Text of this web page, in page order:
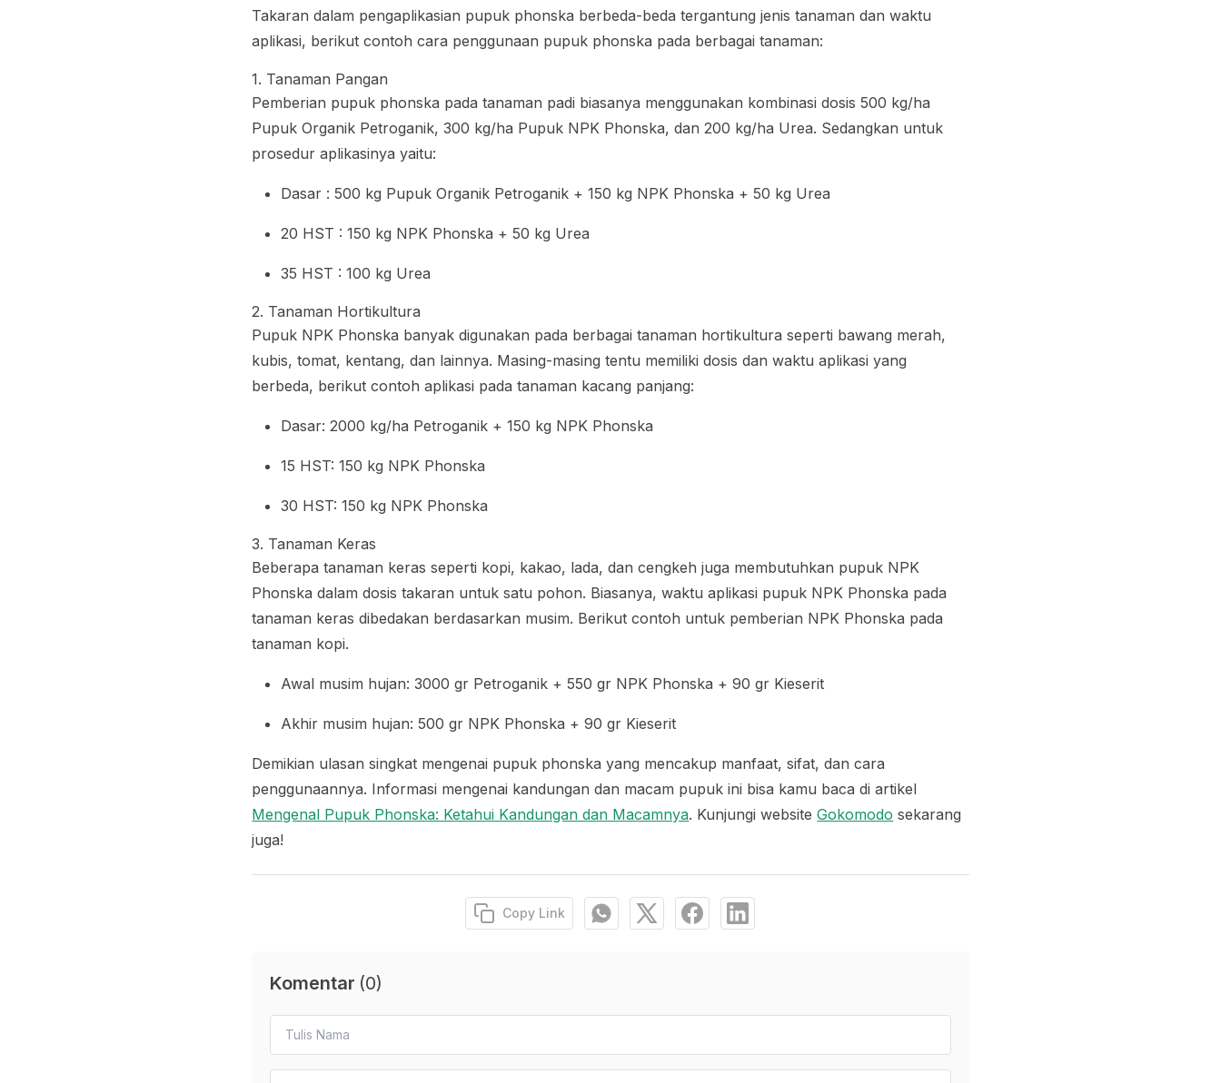
Takaran dalam pengaplikasian pupuk phonska berbeda-beda tergantung jenis tanaman dan waktu
aplikasi, berikut contoh cara penggunaan pupuk phonska pada berbagai tanaman:
1. Tanaman Pangan
Pemberian pupuk phonska pada tanaman padi biasanya menggunakan kombinasi dosis 500 kg/ha
Pupuk Organik Petroganik, 300 kg/ha Pupuk NPK Phonska, dan 200 kg/ha Urea. Sedangkan untuk
prosedur aplikasinya yaitu:
Dasar : 500 kg Pupuk Organik Petroganik + 150 kg NPK Phonska + 50 kg Urea
20 HST : 150 kg NPK Phonska + 50 kg Urea
35 HST : 100 kg Urea
2. Tanaman Hortikultura
Pupuk NPK Phonska banyak digunakan pada berbagai tanaman hortikultura seperti bawang merah,
kubis, tomat, kentang, dan lainnya. Masing-masing tentu memiliki dosis dan waktu aplikasi yang
berbeda, berikut contoh aplikasi pada tanaman kacang panjang:
Dasar: 2000 kg/ha Petroganik + 150 kg NPK Phonska
15 HST: 150 kg NPK Phonska
30 HST: 150 kg NPK Phonska
3. Tanaman Keras
Beberapa tanaman keras seperti kopi, kakao, lada, dan cengkeh juga membutuhkan pupuk NPK
Phonska dalam dosis takaran untuk satu pohon. Biasanya, waktu aplikasi pupuk NPK Phonska pada
tanaman keras dibedakan berdasarkan musim. Berikut contoh untuk pemberian NPK Phonska pada
tanaman kopi.
Awal musim hujan: 3000 gr Petroganik + 550 gr NPK Phonska + 90 gr Kieserit
Akhir musim hujan: 500 gr NPK Phonska + 90 gr Kieserit
Demikian ulasan singkat mengenai pupuk phonska yang mencakup manfaat, sifat, dan cara
penggunaannya. Informasi mengenai kandungan dan macam pupuk ini bisa kamu baca di artikel
Mengenal Pupuk Phonska: Ketahui Kandungan dan Macamnya. Kunjungi websiteGokomodo sekarang
juga!
Copy Link
Komentar (0)